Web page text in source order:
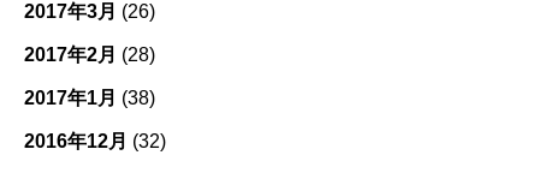
2017年3月 (26)
2017年2月 (28)
2017年1月 (38)
2016年12月 (32)